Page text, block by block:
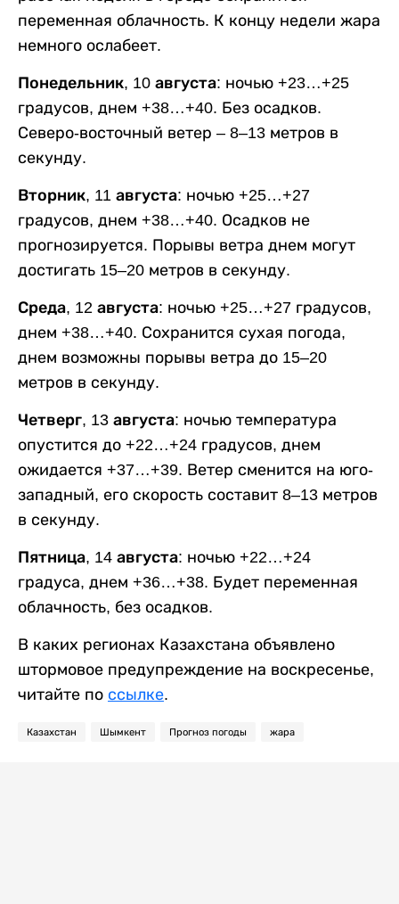
переменная облачность. К концу недели жара
немного ослабеет.
Понедельник, 10 августа: ночью +23…+25
градусов, днем +38…+40. Без осадков.
Северо-восточный ветер – 8–13 метров в
секунду.
Вторник, 11 августа: ночью +25…+27
градусов, днем +38…+40. Осадков не
прогнозируется. Порывы ветра днем могут
достигать 15–20 метров в секунду.
Среда, 12 августа: ночью +25…+27 градусов,
днем +38…+40. Сохранится сухая погода,
днем возможны порывы ветра до 15–20
метров в секунду.
Четверг, 13 августа: ночью температура
опустится до +22…+24 градусов, днем
ожидается +37…+39. Ветер сменится на юго-
западный, его скорость составит 8–13 метров
в секунду.
Пятница, 14 августа: ночью +22…+24
градуса, днем +36…+38. Будет переменная
облачность, без осадков.
В каких регионах Казахстана объявлено
штормовое предупреждение на воскресенье,
читайте по ссылке.
Казахстан Шымкент Прогноз погоды жара